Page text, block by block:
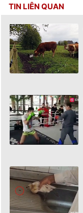
TIN LIÊN QUAN